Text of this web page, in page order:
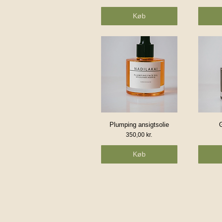
Køb
Hurtigvisning
Plumping ansigtsolie
Pris
350,00 kr.
Køb